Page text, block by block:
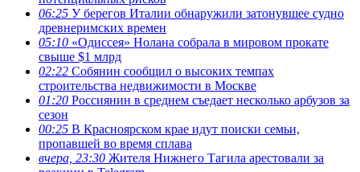
06:25 У берегов Италии обнаружили затонувшее судно
древнеримских времен
05:10 «Одиссея» Нолана собрала в мировом прокате
свыше $1 млрд
02:22 Собянин сообщил о высоких темпах
строительства недвижимости в Москве
01:20 Россиянин в среднем съедает несколько арбузов за
сезон
00:25 В Красноярском крае идут поиски семьи,
пропавшей во время сплава
вчера, 23:30 Жителя Нижнего Тагила арестовали за